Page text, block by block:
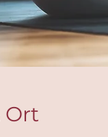
Ort